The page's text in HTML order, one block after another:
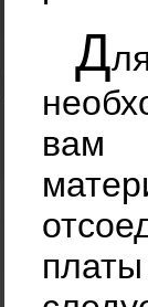
Д
вам